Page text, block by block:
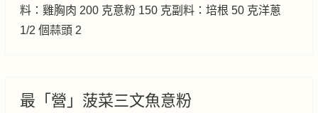
料：雞胸肉 200 克意粉 150 克副料：培根 50 克洋蔥
1/2 個蒜頭 2
最「營」菠菜三文魚意粉